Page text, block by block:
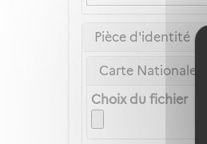
Pièce d'identité
Carte Nationale
Choix du fichier